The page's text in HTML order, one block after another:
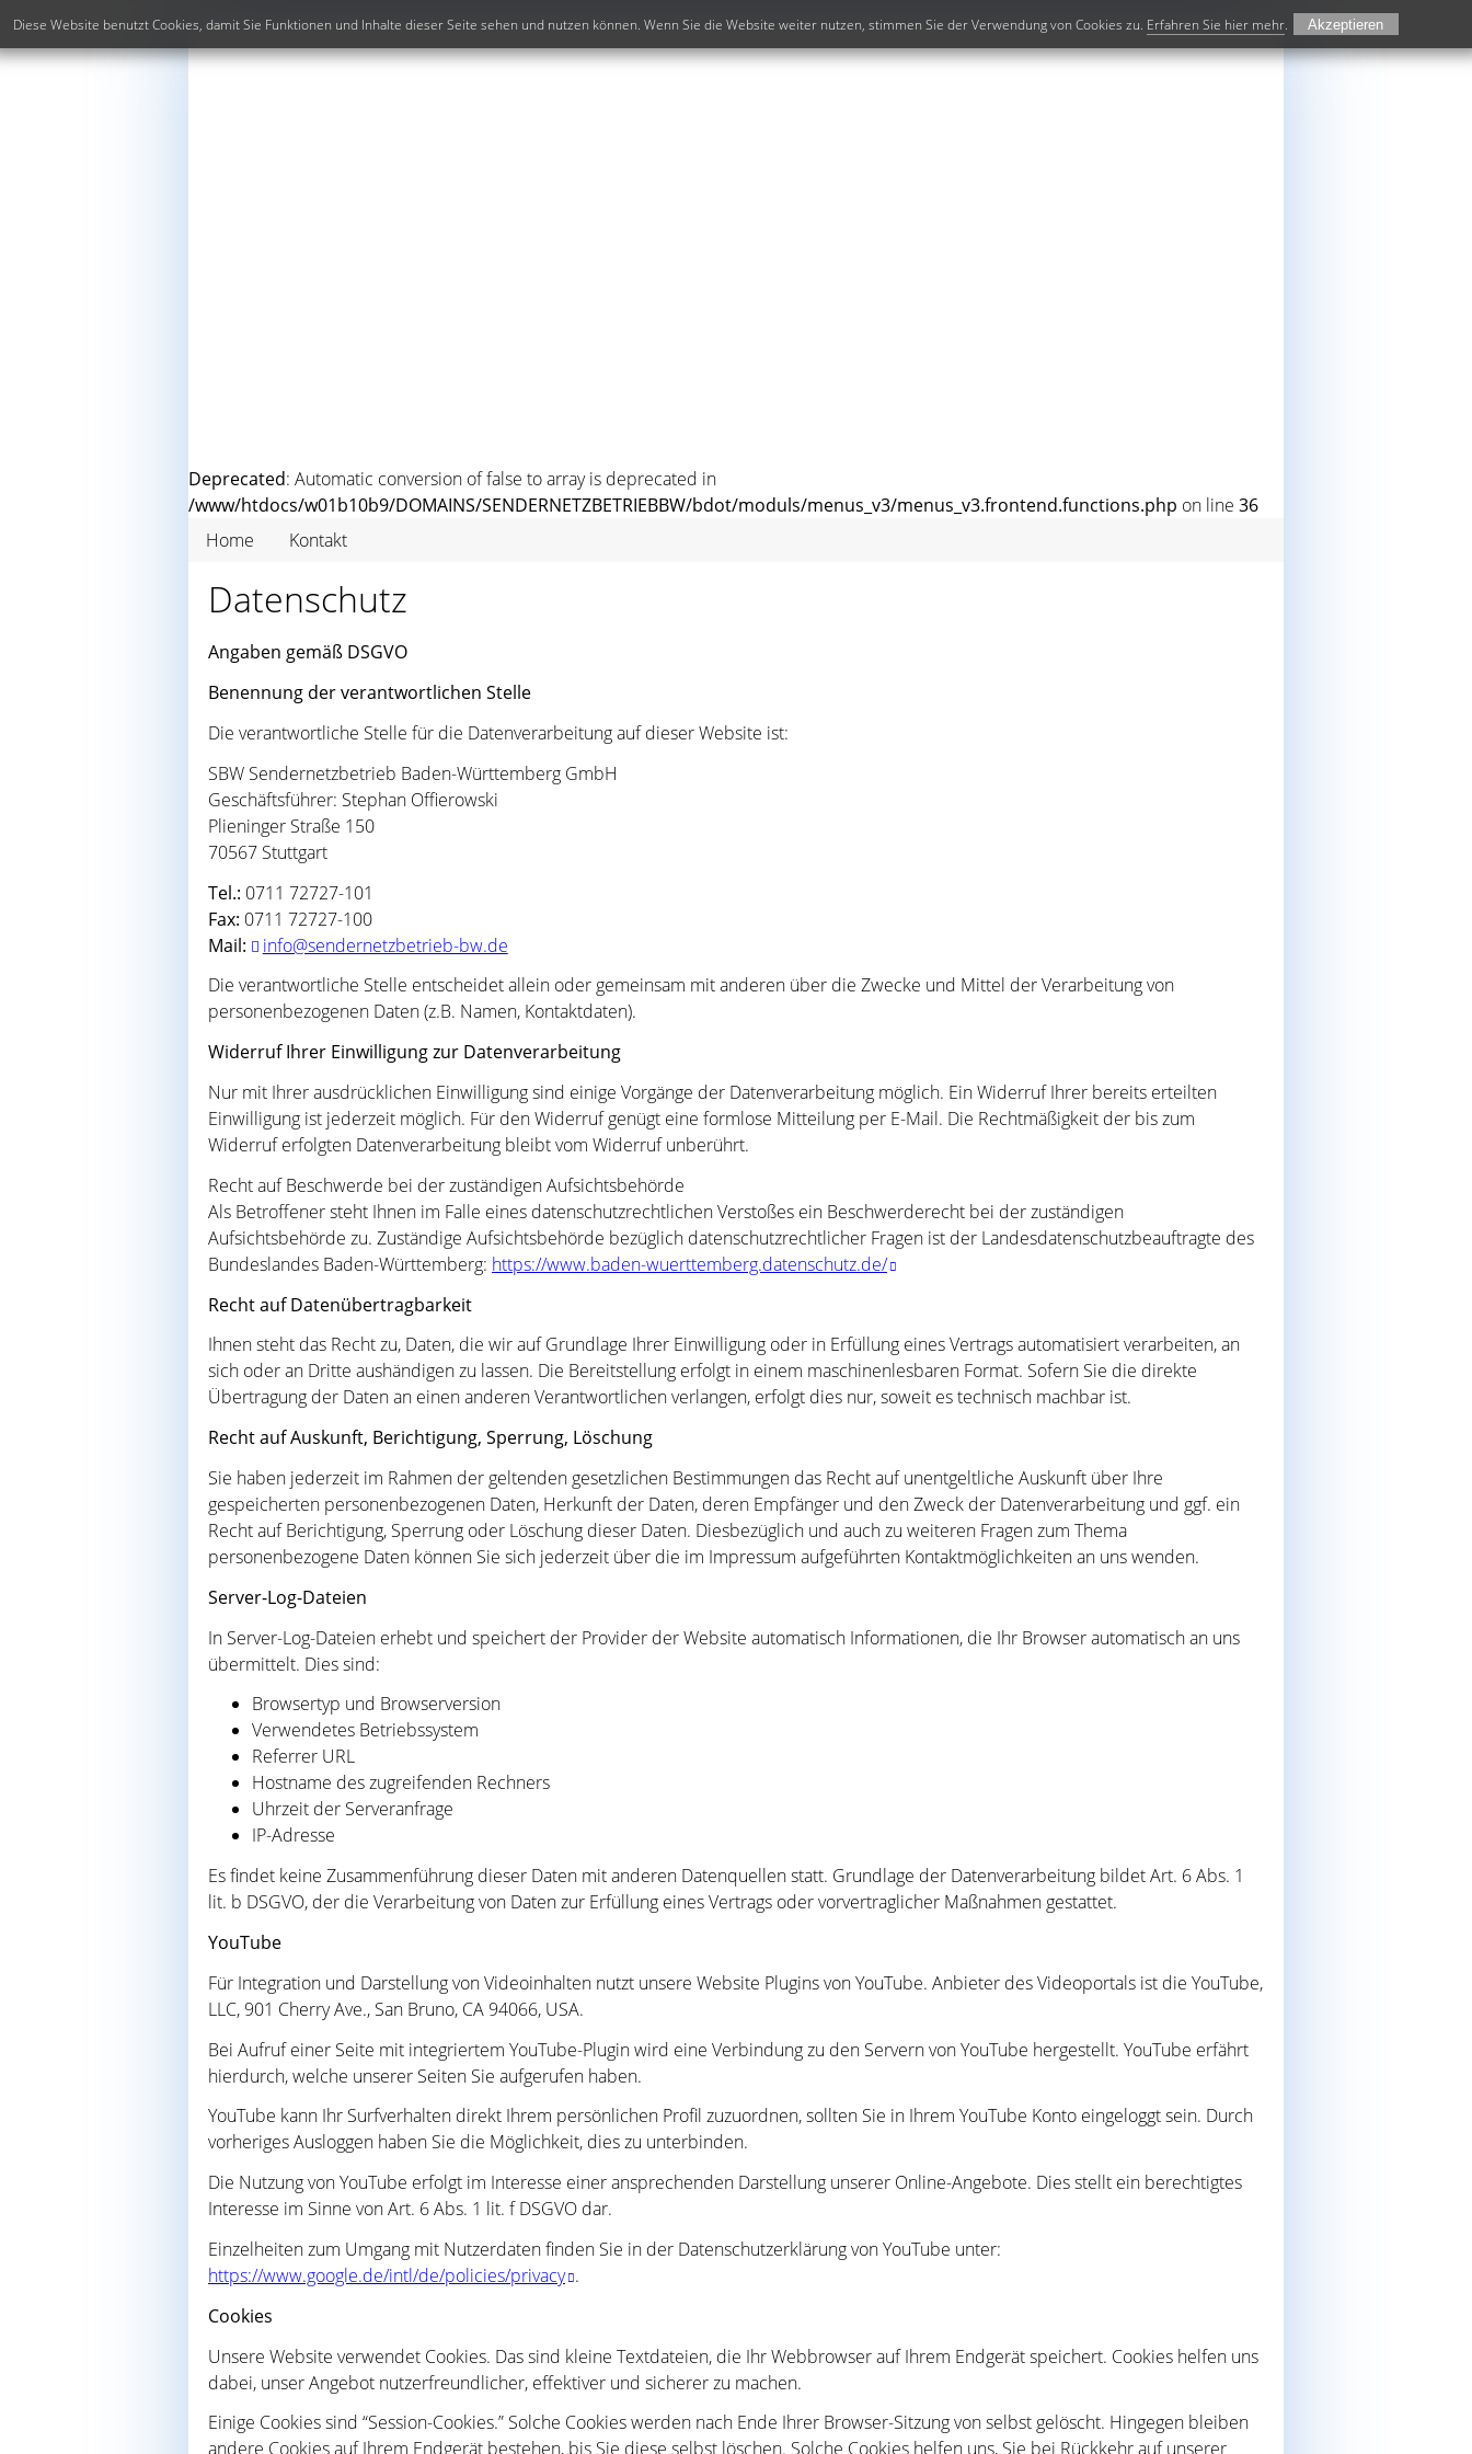
Diese Website benutzt Cookies, damit Sie Funktionen und Inhalte dieser Seite sehen und nutzen können. Wenn Sie die Website weiter nutzen, stimmen Sie der Verwendung von Cookies zu. Erfahren Sie hier mehr.
Deprecated: Automatic conversion of false to array is deprecated in
/www/htdocs/w01b10b9/DOMAINS/SENDERNETZBETRIEBBW/bdot/moduls/menus_v3/menus_v3.frontend.functions.php on line 36
Home
Kontakt
Datenschutz
Angaben gemäß DSGVO
Benennung der verantwortlichen Stelle
Die verantwortliche Stelle für die Datenverarbeitung auf dieser Website ist:
SBW Sendernetzbetrieb Baden-Württemberg GmbH
Geschäftsführer: Stephan Offierowski
Plieninger Straße 150
70567 Stuttgart
Tel.: 0711 72727-101
Fax: 0711 72727-100
Mail:
info@sendernetzbetrieb-bw.de
Die verantwortliche Stelle entscheidet allein oder gemeinsam mit anderen über die Zwecke und Mittel der Verarbeitung von
personenbezogenen Daten (z.B. Namen, Kontaktdaten).
Widerruf Ihrer Einwilligung zur Datenverarbeitung
Nur mit Ihrer ausdrücklichen Einwilligung sind einige Vorgänge der Datenverarbeitung möglich. Ein Widerruf Ihrer bereits erteilten
Einwilligung ist jederzeit möglich. Für den Widerruf genügt eine formlose Mitteilung per E-Mail. Die Rechtmäßigkeit der bis zum
Widerruf erfolgten Datenverarbeitung bleibt vom Widerruf unberührt.
Recht auf Beschwerde bei der zuständigen Aufsichtsbehörde
Als Betroffener steht Ihnen im Falle eines datenschutzrechtlichen Verstoßes ein Beschwerderecht bei der zuständigen
Aufsichtsbehörde zu. Zuständige Aufsichtsbehörde bezüglich datenschutzrechtlicher Fragen ist der Landesdatenschutzbeauftragte des
Bundeslandes Baden-Württemberg: https://www.baden-wuerttemberg.datenschutz.de/
Recht auf Datenübertragbarkeit
Ihnen steht das Recht zu, Daten, die wir auf Grundlage Ihrer Einwilligung oder in Erfüllung eines Vertrags automatisiert verarbeiten, an
sich oder an Dritte aushändigen zu lassen. Die Bereitstellung erfolgt in einem maschinenlesbaren Format. Sofern Sie die direkte
Übertragung der Daten an einen anderen Verantwortlichen verlangen, erfolgt dies nur, soweit es technisch machbar ist.
Recht auf Auskunft, Berichtigung, Sperrung, Löschung
Sie haben jederzeit im Rahmen der geltenden gesetzlichen Bestimmungen das Recht auf unentgeltliche Auskunft über Ihre
gespeicherten personenbezogenen Daten, Herkunft der Daten, deren Empfänger und den Zweck der Datenverarbeitung und ggf. ein
Recht auf Berichtigung, Sperrung oder Löschung dieser Daten. Diesbezüglich und auch zu weiteren Fragen zum Thema
personenbezogene Daten können Sie sich jederzeit über die im Impressum aufgeführten Kontaktmöglichkeiten an uns wenden.
Server-Log-Dateien
In Server-Log-Dateien erhebt und speichert der Provider der Website automatisch Informationen, die Ihr Browser automatisch an uns
übermittelt. Dies sind:
Browsertyp und Browserversion
Verwendetes Betriebssystem
Referrer URL
Hostname des zugreifenden Rechners
Uhrzeit der Serveranfrage
IP-Adresse
Es findet keine Zusammenführung dieser Daten mit anderen Datenquellen statt. Grundlage der Datenverarbeitung bildet Art. 6 Abs. 1
lit. b DSGVO, der die Verarbeitung von Daten zur Erfüllung eines Vertrags oder vorvertraglicher Maßnahmen gestattet.
YouTube
Für Integration und Darstellung von Videoinhalten nutzt unsere Website Plugins von YouTube. Anbieter des Videoportals ist die YouTube,
LLC, 901 Cherry Ave., San Bruno, CA 94066, USA.
Bei Aufruf einer Seite mit integriertem YouTube-Plugin wird eine Verbindung zu den Servern von YouTube hergestellt. YouTube erfährt
hierdurch, welche unserer Seiten Sie aufgerufen haben.
YouTube kann Ihr Surfverhalten direkt Ihrem persönlichen Profil zuzuordnen, sollten Sie in Ihrem YouTube Konto eingeloggt sein. Durch
vorheriges Ausloggen haben Sie die Möglichkeit, dies zu unterbinden.
Die Nutzung von YouTube erfolgt im Interesse einer ansprechenden Darstellung unserer Online-Angebote. Dies stellt ein berechtigtes
Interesse im Sinne von Art. 6 Abs. 1 lit. f DSGVO dar.
Einzelheiten zum Umgang mit Nutzerdaten finden Sie in der Datenschutzerklärung von YouTube unter:
https://www.google.de/intl/de/policies/privacy .
Cookies
Unsere Website verwendet Cookies. Das sind kleine Textdateien, die Ihr Webbrowser auf Ihrem Endgerät speichert. Cookies helfen uns
dabei, unser Angebot nutzerfreundlicher, effektiver und sicherer zu machen.
Einige Cookies sind “Session-Cookies.” Solche Cookies werden nach Ende Ihrer Browser-Sitzung von selbst gelöscht. Hingegen bleiben
andere Cookies auf Ihrem Endgerät bestehen, bis Sie diese selbst löschen. Solche Cookies helfen uns, Sie bei Rückkehr auf unserer